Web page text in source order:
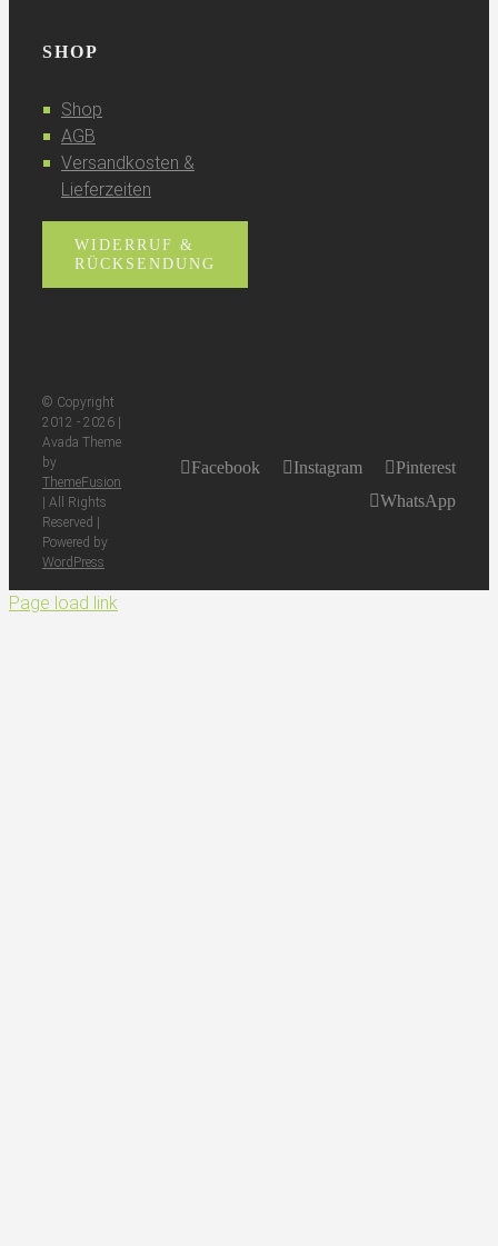
SHOP
Shop
AGB
Versandkosten &
Lieferzeiten
WIDERRUF &
RÜCKSENDUNG
© Copyright
2012 - 2026 |
Avada Theme
by
ThemeFusion
| All Rights
Reserved |
Powered by
WordPress
Facebook Instagram
Pinterest
WhatsApp
Page load link